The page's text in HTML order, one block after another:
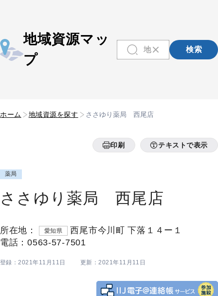
地域資源マッ
プ
検索
ホーム 地域資源を探す ささゆり薬局 西尾店
印刷 テキストで表示
薬局
ささゆり薬局 西尾店
所在地： 愛知県
西尾市今川町 下落１４ー１
電話：0563-57-7501
登録：2021年11月11日 更新：2021年11月11日